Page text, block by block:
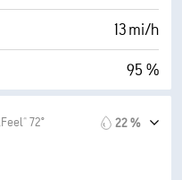
30000 pi
13 mi/h
95 %
72° 22 %